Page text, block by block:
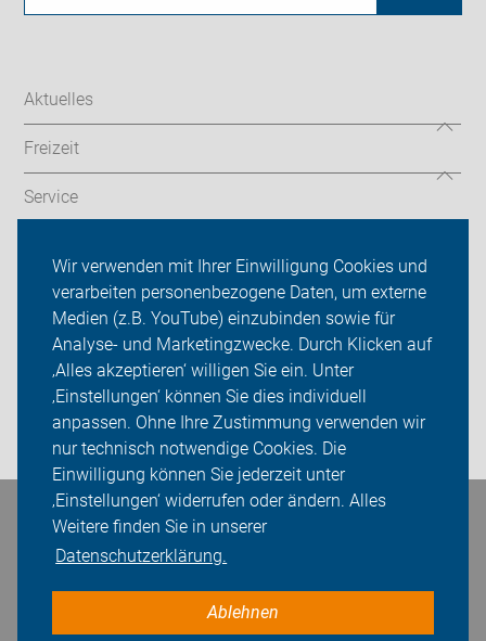
Wir verwenden mit Ihrer Einwilligung Cookies und
verarbeiten personenbezogene Daten, um externe
Medien (z.B. YouTube) einzubinden sowie für
Analyse- und Marketingzwecke. Durch Klicken auf
‚Alles akzeptieren‘ willigen Sie ein. Unter
‚Einstellungen‘ können Sie dies individuell
anpassen. Ohne Ihre Zustimmung verwenden wir
nur technisch notwendige Cookies. Die
Einwilligung können Sie jederzeit unter
‚Einstellungen‘ widerrufen oder ändern. Alles
Weitere finden Sie in unserer
Datenschutzerklärung.
Ablehnen
Aktuelles
Freizeit
Service
ADFC Sachsen
Sei dabei
Presse
Bleiben Sie in Kontakt